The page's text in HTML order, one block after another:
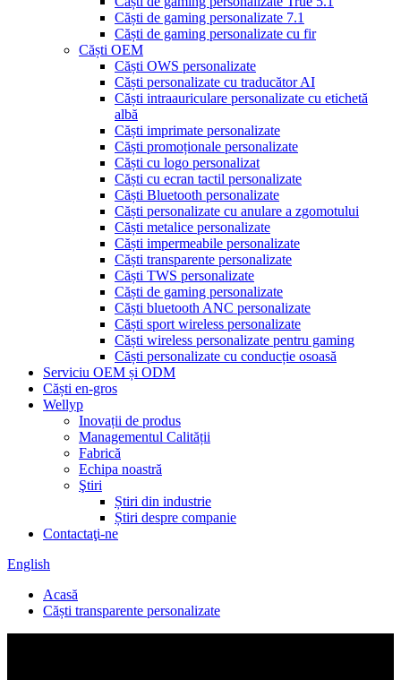
Căști de gaming personalizate 7.1
Căști de gaming personalizate cu fir
Căști OEM
Căști OWS personalizate
Căști personalizate cu traducător AI
Căști intraauriculare personalizate cu etichetă
albă
Căști imprimate personalizate
Căști promoționale personalizate
Căști cu logo personalizat
Căști cu ecran tactil personalizate
Căști Bluetooth personalizate
Căști personalizate cu anulare a zgomotului
Căști metalice personalizate
Căști impermeabile personalizate
Căști transparente personalizate
Căști TWS personalizate
Căști de gaming personalizate
Căști bluetooth ANC personalizate
Căști sport wireless personalizate
Căști wireless personalizate pentru gaming
Căști personalizate cu conducție osoasă
Serviciu OEM și ODM
Căști en-gros
Wellyp
Inovații de produs
Managementul Calității
Fabrică
Echipa noastră
Ştiri
Știri din industrie
Știri despre companie
Contactaţi-ne
English
Acasă
Căști transparente personalizate